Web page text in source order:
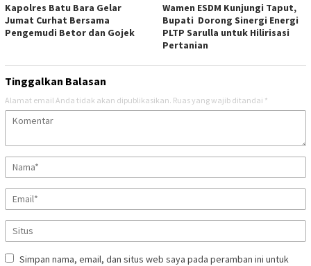
Kapolres Batu Bara Gelar
Jumat Curhat Bersama
Pengemudi Betor dan Gojek
Wamen ESDM Kunjungi Taput,
Bupati Dorong Sinergi Energi
PLTP Sarulla untuk Hilirisasi
Pertanian
Tinggalkan Balasan
Alamat email Anda tidak akan dipublikasikan. Ruas yang wajib ditandai *
Simpan nama, email, dan situs web saya pada peramban ini untuk